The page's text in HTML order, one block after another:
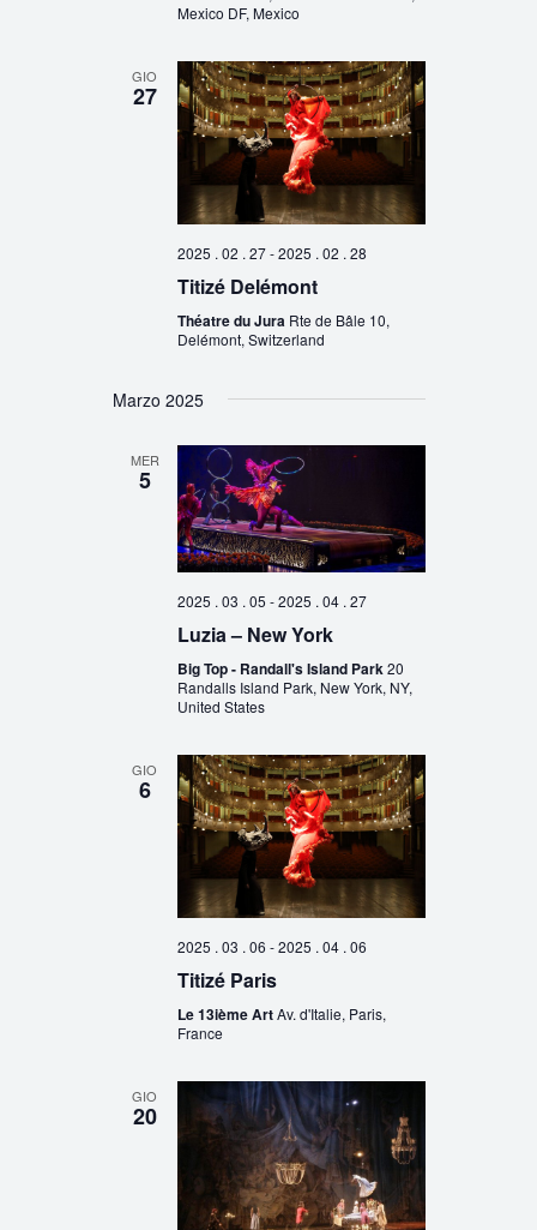
Mexico DF, Mexico
GIO
27
2025 . 02 . 27-2025 . 02 . 28
Titizé Delémont
Théatre du Jura Rte de Bâle 10,
Delémont, Switzerland
Marzo 2025
MER
5
2025 . 03 . 05 -2025 . 04 . 27
Luzia – New York
Big Top - Randall's Island Park20
Randalls Island Park, New York, NY,
United States
GIO
6
2025 . 03 . 06 -2025 . 04 . 06
Titizé Paris
Le 13ième ArtAv. d'Italie, Paris,
France
GIO
20